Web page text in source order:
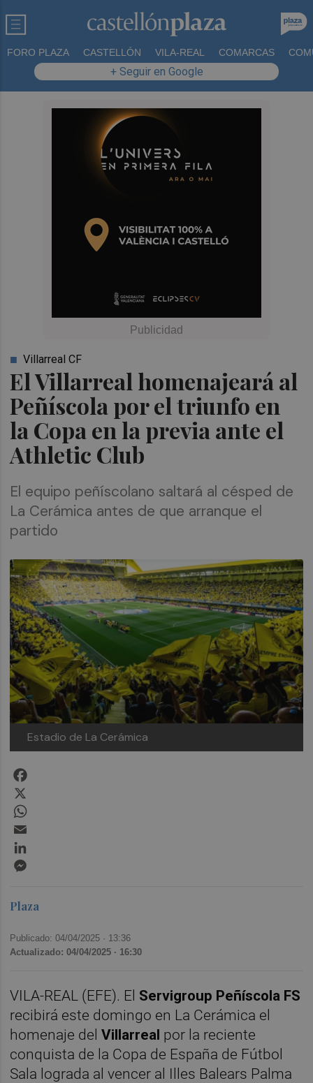
FORO PLAZA CASTELLÓN VILA-REAL COMARCAS
+ Seguir en Google
El Villarreal homenajeará al
Peñíscola por el triunfo en
la Copa en la previa ante el
Athletic Club
Villarreal CF
El equipo peñíscolano saltará al césped de
La Cerámica antes de que arranque el
partido
Estadio de La Cerámica
Plaza
Publicado: 04/04/2025 · 13:36
Actualizado: 04/04/2025 · 16:30
VILA-REAL (EFE). El Servigroup Peñíscola FS
recibirá este domingo en La Cerámica el
homenaje delVillarreal por la reciente
conquista de la Copa de España de Fútbol
Sala lograda al vencer al Illes Balears Palma